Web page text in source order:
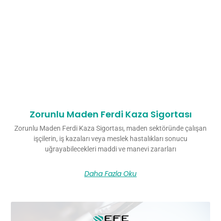
Zorunlu Maden Ferdi Kaza Sigortası
Zorunlu Maden Ferdi Kaza Sigortası, maden sektöründe çalışan
işçilerin, iş kazaları veya meslek hastalıkları sonucu
uğrayabilecekleri maddi ve manevi zararları
Daha Fazla Oku